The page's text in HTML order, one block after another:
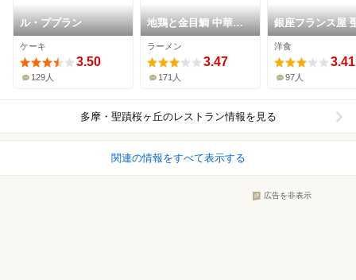
ル・ププラン
ケーキ
3.50
129人
地鶏と金目鯛 中華そ
ば 鶯
ラーメン
3.47
171人
銀座フランス屋
桜ヶ丘店
洋食
3.41
97人
多摩・聖蹟桜ヶ丘のレストラン情報を見る
関連の情報をすべて表示する
広告を非表示